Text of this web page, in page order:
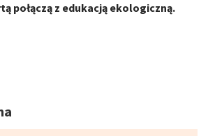
połączą z edukacją ekologiczną.